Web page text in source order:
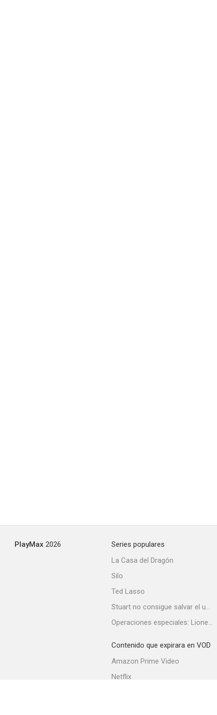
PlayMax 2026
Series populares
La Casa del Dragón
Silo
Ted Lasso
Stuart no consigue salvar el universo
Operaciones especiales: Lioness
Contenido que expirara en VOD
Amazon Prime Video
Netflix